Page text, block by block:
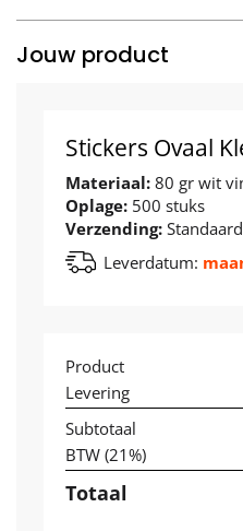
Jouw product
Stickers Ovaal
Materiaal: 80 gr wit
Oplage: 500 stuks
Verzending: Standaard
Leverdatum:
Product
Levering
Subtotaal
BTW (21%)
Totaal